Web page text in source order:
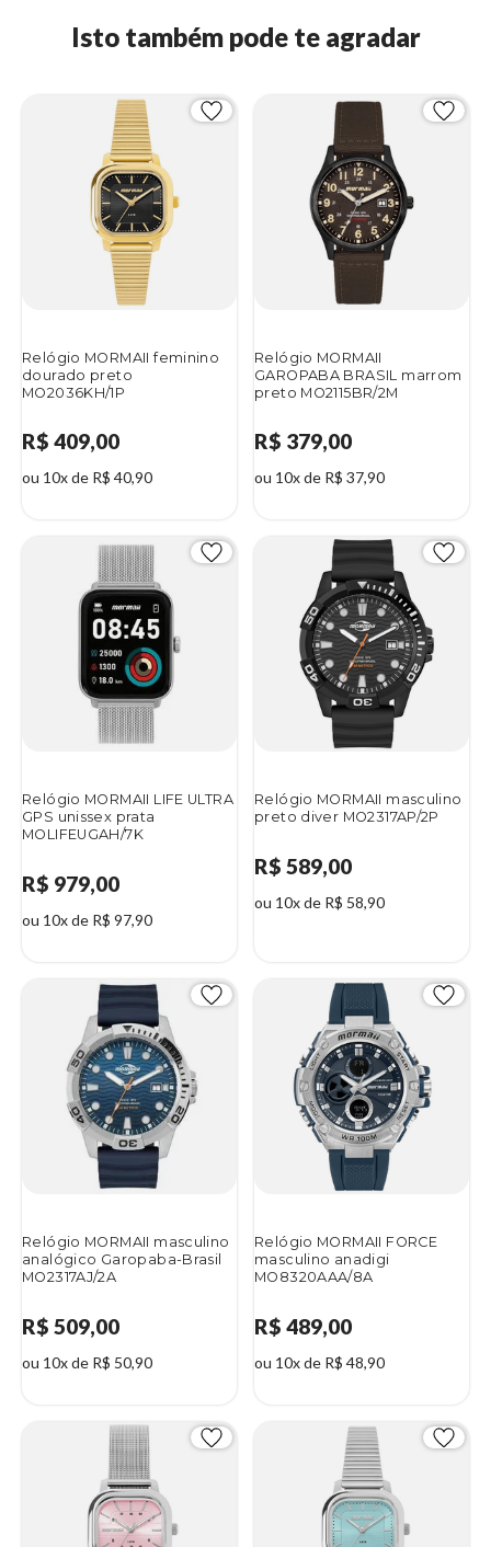
Isto também pode te agradar
Relógio MORMAII feminino
dourado preto
MO2036KH/1P
R$ 409,00
ou 10x de R$ 40,90
Relógio MORMAII
GAROPABA BRASIL marrom
preto MO2115BR/2M
R$ 379,00
ou 10x de R$ 37,90
Relógio MORMAII LIFE ULTRA
GPS unissex prata
MOLIFEUGAH/7K
R$ 979,00
ou 10x de R$ 97,90
Relógio MORMAII masculino
preto diver MO2317AP/2P
R$ 589,00
ou 10x de R$ 58,90
Relógio MORMAII masculino
analógico Garopaba-Brasil
MO2317AJ/2A
R$ 509,00
ou 10x de R$ 50,90
Relógio MORMAII FORCE
masculino anadigi
MO8320AAA/8A
R$ 489,00
ou 10x de R$ 48,90